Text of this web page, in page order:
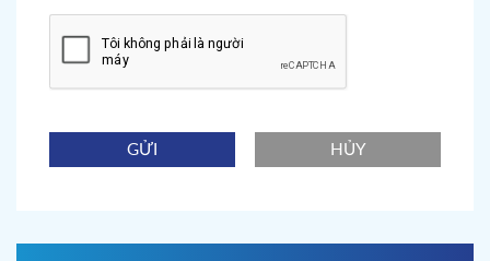
GỬI HỦY